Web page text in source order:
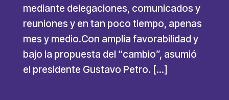
mediante delegaciones, comunicados y
reuniones y en tan poco tiempo, apenas
mes y medio.Con amplia favorabilidad y
bajo la propuesta del “cambio”, asumió
el presidente Gustavo Petro. […]